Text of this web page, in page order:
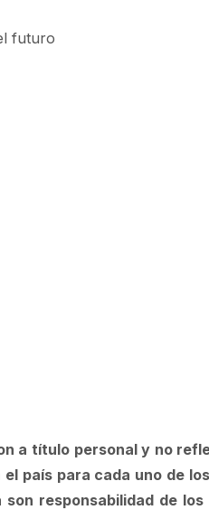
futuro
a título personal y no
país para cada uno de
responsabilidad de